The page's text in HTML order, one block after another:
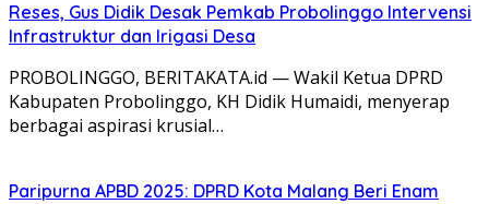
Reses, Gus Didik Desak Pemkab Probolinggo Intervensi
Infrastruktur dan Irigasi Desa
PROBOLINGGO, BERITAKATA.id — Wakil Ketua DPRD
Kabupaten Probolinggo, KH Didik Humaidi, menyerap
berbagai aspirasi krusial…
Paripurna APBD 2025: DPRD Kota Malang Beri Enam